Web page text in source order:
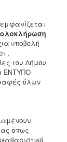
ια υποβολή
,
του Δήμου
ΕΝΤΥΠΟ
όλων
όπως